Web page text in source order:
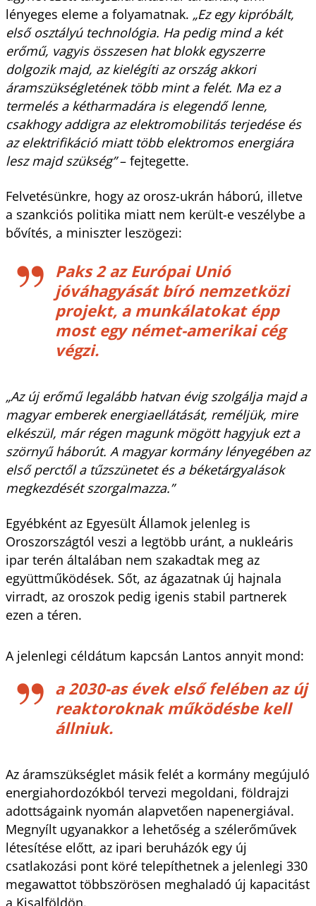
lényeges eleme a folyamatnak. „Ez egy kipróbált,
első osztályú technológia. Ha pedig mind a két
erőmű, vagyis összesen hat blokk egyszerre
dolgozik majd, az kielégíti az ország akkori
áramszükségletének több mint a felét. Ma ez a
termelés a kétharmadára is elegendő lenne,
csakhogy addigra az elektromobilitás terjedése és
az elektrifikáció miatt több elektromos energiára
lesz majd szükség”– fejtegette.
Felvetésünkre, hogy az orosz-ukrán háború, illetve
a szankciós politika miatt nem került-e veszélybe a
bővítés, a miniszter leszögezi:
Paks 2 az Európai Unió
jóváhagyását bíró nemzetközi
projekt, a munkálatokat épp
most egy német-amerikai cég
végzi.
„Az új erőmű legalább hatvan évig szolgálja majd a
magyar emberek energiaellátását, reméljük, mire
elkészül, már régen magunk mögött hagyjuk ezt a
szörnyű háborút. A magyar kormány lényegében az
első perctől a tűzszünetet és a béketárgyalások
megkezdését szorgalmazza.”
Egyébként az Egyesült Államok jelenleg is
Oroszországtól veszi a legtöbb uránt, a nukleáris
ipar terén általában nem szakadtak meg az
együttműködések. Sőt, az ágazatnak új hajnala
virradt, az oroszok pedig igenis stabil partnerek
ezen a téren.
A jelenlegi céldátum kapcsán Lantos annyit mond:
a 2030-as évek első felében az új
reaktoroknak működésbe kell
állniuk.
Az áramszükséglet másik felét a kormány megújuló
energiahordozókból tervezi megoldani, földrajzi
adottságaink nyomán alapvetően napenergiával.
Megnyílt ugyanakkor a lehetőség a szélerőművek
létesítése előtt, az ipari beruházók egy új
csatlakozási pont köré telepíthetnek a jelenlegi 330
megawattot többszörösen meghaladó új kapacitást
a Kisalföldön.